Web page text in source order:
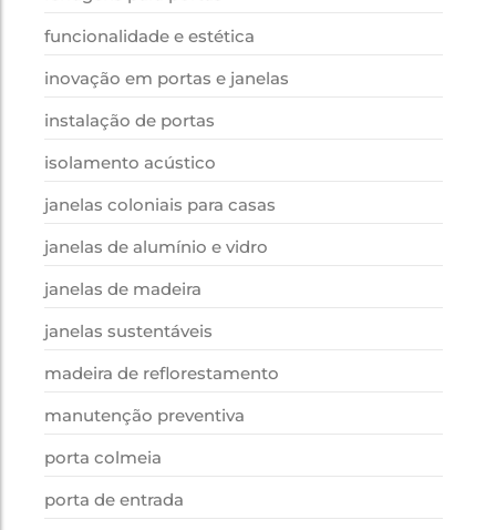
funcionalidade e estética
inovação em portas e janelas
instalação de portas
isolamento acústico
janelas coloniais para casas
janelas de alumínio e vidro
janelas de madeira
janelas sustentáveis
madeira de reflorestamento
manutenção preventiva
porta colmeia
porta de entrada